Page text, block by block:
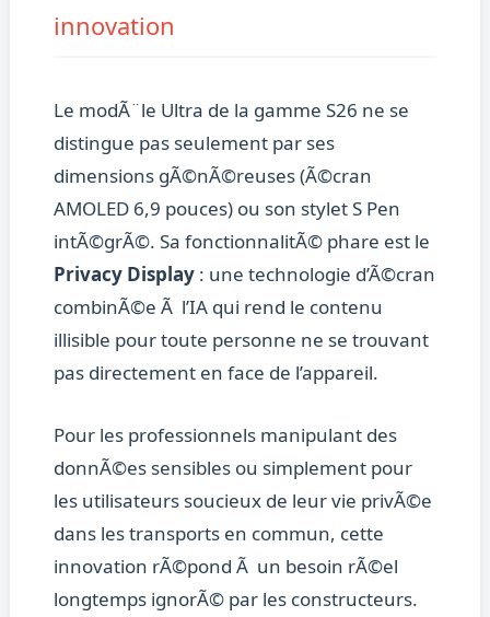
innovation
Le modÃ¨le Ultra de la gamme S26 ne se
distingue pas seulement par ses
dimensions gÃ©nÃ©reuses (Ã©cran
AMOLED 6,9 pouces) ou son stylet S Pen
intÃ©grÃ©. Sa fonctionnalitÃ© phare est le
Privacy Display: une technologie d’Ã©cran
combinÃ©e Ã l’IA qui rend le contenu
illisible pour toute personne ne se trouvant
pas directement en face de l’appareil.
Pour les professionnels manipulant des
donnÃ©es sensibles ou simplement pour
les utilisateurs soucieux de leur vie privÃ©e
dans les transports en commun, cette
innovation rÃ©pond Ã un besoin rÃ©el
longtemps ignorÃ© par les constructeurs.